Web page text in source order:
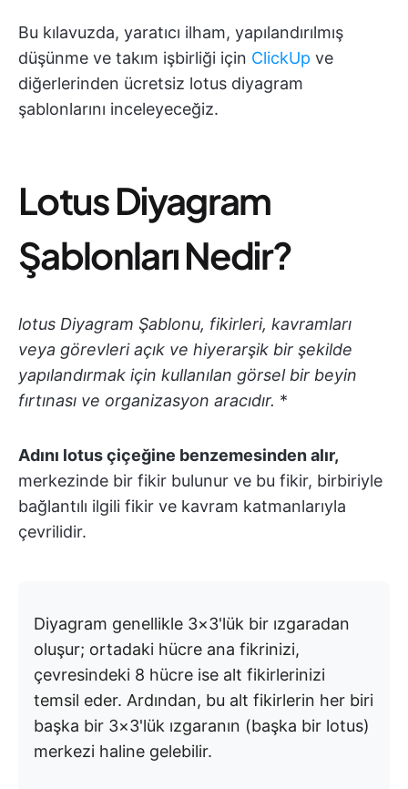
Bu kılavuzda, yaratıcı ilham, yapılandırılmış
düşünme ve takım işbirliği için ClickUp ve
diğerlerinden ücretsiz lotus diyagram
şablonlarını inceleyeceğiz.
Lotus Diyagram
Şablonları Nedir?
lotus Diyagram Şablonu, fikirleri, kavramları
veya görevleri açık ve hiyerarşik bir şekilde
yapılandırmak için kullanılan görsel bir beyin
fırtınası ve organizasyon aracıdır. *
Adını lotus çiçeğine benzemesinden alır,
merkezinde bir fikir bulunur ve bu fikir, birbiriyle
bağlantılı ilgili fikir ve kavram katmanlarıyla
çevrilidir.
Diyagram genellikle 3×3'lük bir ızgaradan
oluşur; ortadaki hücre ana fikrinizi,
çevresindeki 8 hücre ise alt fikirlerinizi
temsil eder. Ardından, bu alt fikirlerin her biri
başka bir 3×3'lük ızgaranın (başka bir lotus)
merkezi haline gelebilir.